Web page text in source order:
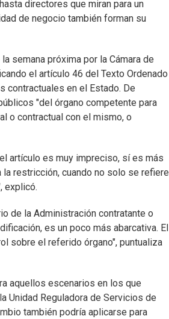
directores que miran para un
de negocio también forman su
semana próxima por la Cámara de
el artículo 46 del Texto Ordenado
contractuales en el Estado. De
"del órgano competente para
o contractual con el mismo, o
artículo es muy impreciso, sí es más
restricción, cuando no solo se refiere
explicó.
de la Administración contratante o
es un poco más abarcativa. El
sobre el referido órgano", puntualiza
aquellos escenarios en los que
Unidad Reguladora de Servicios de
también podría aplicarse para